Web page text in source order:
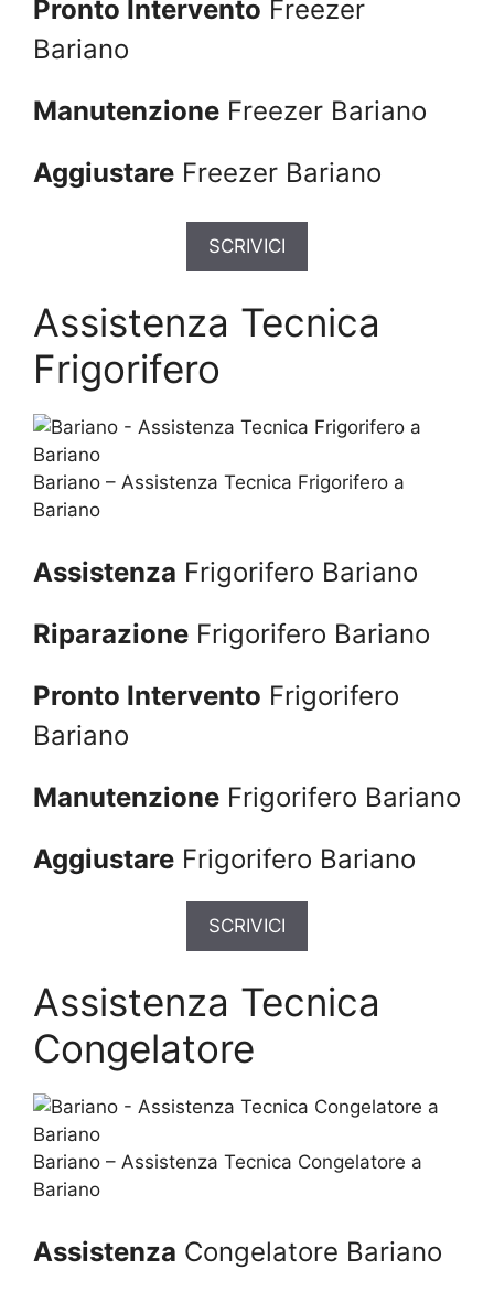
Pronto Intervento Freezer
Bariano
Manutenzione Freezer Bariano
Aggiustare Freezer Bariano
SCRIVICI
Assistenza Tecnica
Frigorifero
Bariano – Assistenza Tecnica Frigorifero a
Bariano
Assistenza Frigorifero Bariano
Riparazione Frigorifero Bariano
Pronto Intervento Frigorifero
Bariano
Manutenzione Frigorifero Bariano
Aggiustare Frigorifero Bariano
SCRIVICI
Assistenza Tecnica
Congelatore
Bariano – Assistenza Tecnica Congelatore a
Bariano
Assistenza Congelatore Bariano